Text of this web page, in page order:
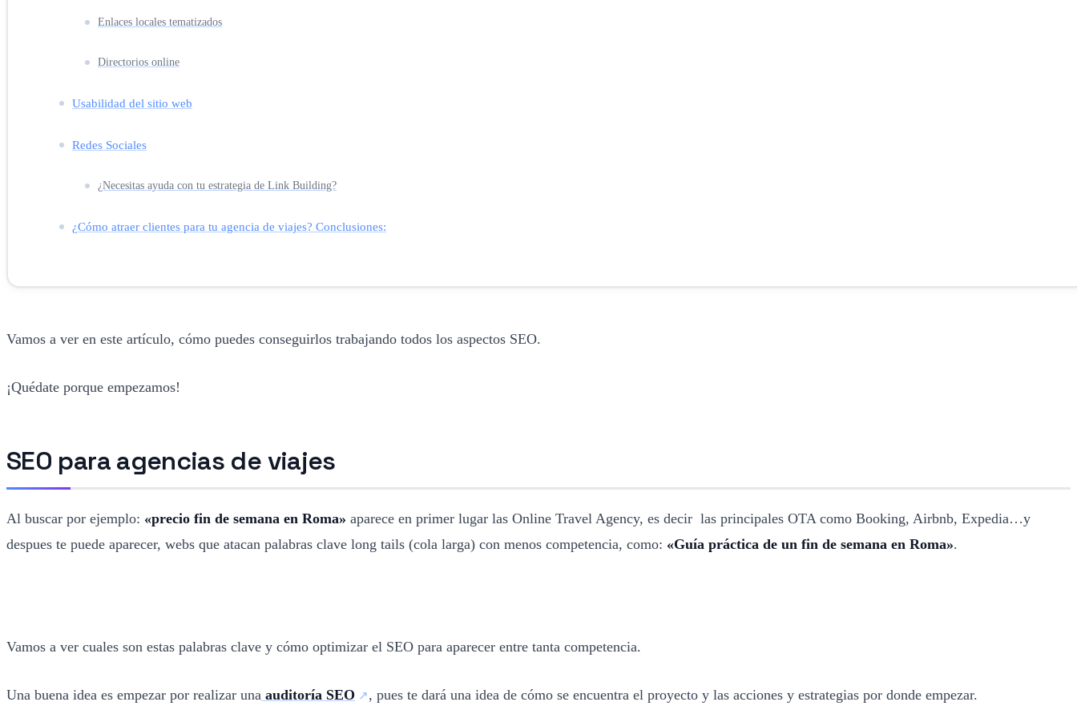
Enlaces locales tematizados
Directorios online
Usabilidad del sitio web
Redes Sociales
¿Necesitas ayuda con tu estrategia de Link Building?
¿Cómo atraer clientes para tu agencia de viajes? Conclusiones:
Vamos a ver en este artículo, cómo puedes conseguirlos trabajando todos los aspectos SEO.
¡Quédate porque empezamos!
SEO para agencias de viajes
Al buscar por ejemplo: «precio fin de semana en Roma» aparece en primer lugar las Online Travel Agency, es decir las principales OTA como Booking, Airbnb, Expedia…y
despues te puede aparecer, webs que atacan palabras clave long tails (cola larga) con menos competencia, como: «Guía práctica de un fin de semana en Roma».
Vamos a ver cuales son estas palabras clave y cómo optimizar el SEO para aparecer entre tanta competencia.
Una buena idea es empezar por realizar una auditoría SEO , pues te dará una idea de cómo se encuentra el proyecto y las acciones y estrategias por donde empezar.